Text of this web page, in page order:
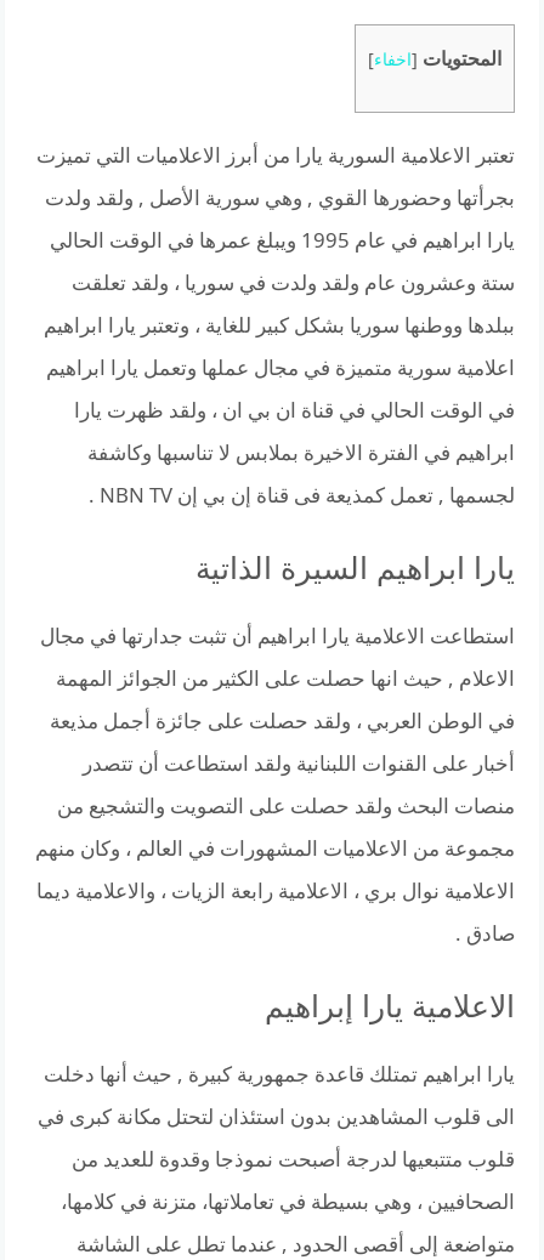
المحتويات [اخفاء]
تعتبر الاعلامية السورية يارا من أبرز الاعلاميات التي تميزت
بجرأتها وحضورها القوي , وهي سورية الأصل , ولقد ولدت
يارا ابراهيم في عام 1995 ويبلغ عمرها في الوقت الحالي
ستة وعشرون عام ولقد ولدت في سوريا ، ولقد تعلقت
ببلدها ووطنها سوريا بشكل كبير للغاية ، وتعتبر يارا ابراهيم
اعلامية سورية متميزة في مجال عملها وتعمل يارا ابراهيم
في الوقت الحالي في قناة ان بي ان ، ولقد ظهرت يارا
ابراهيم في الفترة الاخيرة بملابس لا تناسبها وكاشفة
لجسمها , تعمل كمذيعة فى قناة إن بي إن NBN TV .
يارا ابراهيم السيرة الذاتية
استطاعت الاعلامية يارا ابراهيم أن تثبت جدارتها في مجال
الاعلام , حيث انها حصلت على الكثير من الجوائز المهمة
في الوطن العربي ، ولقد حصلت على جائزة أجمل مذيعة
أخبار على القنوات اللبنانية ولقد استطاعت أن تتصدر
منصات البحث ولقد حصلت على التصويت والتشجيع من
مجموعة من الاعلاميات المشهورات في العالم ، وكان منهم
الاعلامية نوال بري ، الاعلامية رابعة الزيات ، والاعلامية ديما
صادق .
الاعلامية يارا إبراهيم
يارا ابراهيم تمتلك قاعدة جمهورية كبيرة , حيث أنها دخلت
الى قلوب المشاهدين بدون استئذان لتحتل مكانة كبرى في
قلوب متتبعيها‏ لدرجة أصبحت نموذجا وقدوة للعديد من
الصحافيين ، وهي بسيطة في تعاملاتها، متزنة في كلامها،
متواضعة إلى أقصى الحدود , عندما تطل على الشاشة